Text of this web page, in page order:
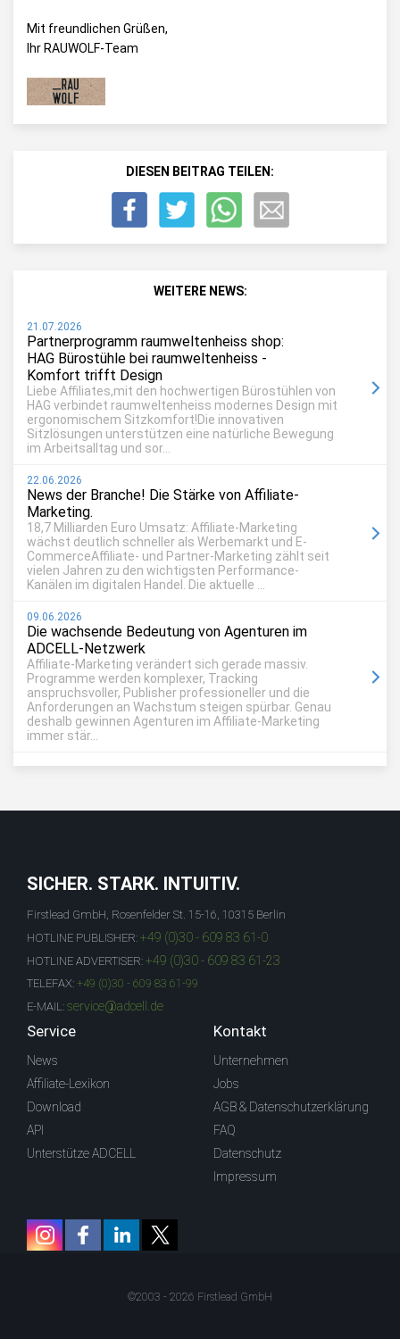
Mit freundlichen Grüßen,
Ihr RAUWOLF-Team
DIESEN BEITRAG TEILEN:
WEITERE NEWS:
21.07.2026
Partnerprogramm raumweltenheiss shop:
HAG Bürostühle bei raumweltenheiss -
Komfort trifft Design
Liebe Affiliates,mit den hochwertigen Bürostühlen von
HAG verbindet raumweltenheiss modernes Design mit
ergonomischem Sitzkomfort!Die innovativen
Sitzlösungen unterstützen eine natürliche Bewegung
im Arbeitsalltag und sor...
22.06.2026
News der Branche! Die Stärke von Affiliate-
Marketing.
18,7 Milliarden Euro Umsatz: Affiliate-Marketing
wächst deutlich schneller als Werbemarkt und E-
CommerceAffiliate- und Partner-Marketing zählt seit
vielen Jahren zu den wichtigsten Performance-
Kanälen im digitalen Handel. Die aktuelle ...
09.06.2026
Die wachsende Bedeutung von Agenturen im
ADCELL-Netzwerk
Affiliate-Marketing verändert sich gerade massiv.
Programme werden komplexer, Tracking
anspruchsvoller, Publisher professioneller und die
Anforderungen an Wachstum steigen spürbar. Genau
deshalb gewinnen Agenturen im Affiliate-Marketing
immer stär...
SICHER. STARK. INTUITIV.
Firstlead GmbH, Rosenfelder St. 15-16, 10315 Berlin
HOTLINE PUBLISHER: +49 (0)30 - 609 83 61-0
HOTLINE ADVERTISER: +49 (0)30 - 609 83 61-23
TELEFAX: +49 (0)30 - 609 83 61-99
E-MAIL: service@adcell.de
Service
News
Affiliate-Lexikon
Download
API
Unterstütze ADCELL
Kontakt
Unternehmen
Jobs
AGB & Datenschutzerklärung
FAQ
Datenschutz
Impressum
©2003 - 2026 Firstlead GmbH